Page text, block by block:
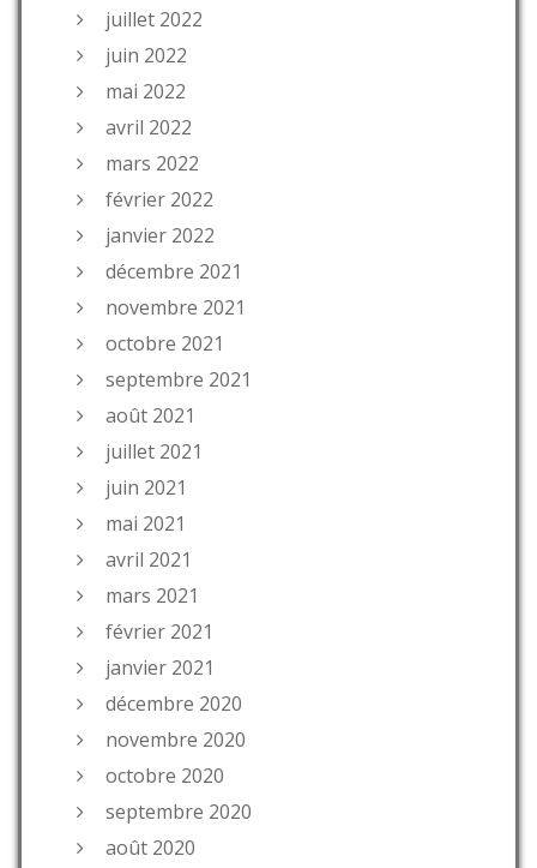
juillet 2022
juin 2022
mai 2022
avril 2022
mars 2022
février 2022
janvier 2022
décembre 2021
novembre 2021
octobre 2021
septembre 2021
août 2021
juillet 2021
juin 2021
mai 2021
avril 2021
mars 2021
février 2021
janvier 2021
décembre 2020
novembre 2020
octobre 2020
septembre 2020
août 2020